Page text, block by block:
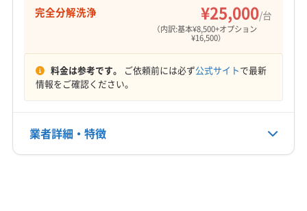
(宮崎県) 西諸県郡高原町
(宮崎県) 都城市
(宮崎県) 東諸県郡国富町
定休日
電話番号
非公開
公式サイトなし
完全分解洗浄 ¥25,000/台
（内訳:基本¥8,500+オプション
¥16,500）
料金は参考です。 ご依頼前には必ず公式サイトで最新
情報をご確認ください。
業者詳細・特徴